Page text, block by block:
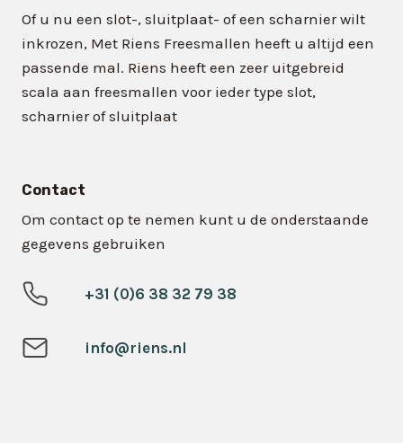
Of u nu een slot-, sluitplaat- of een scharnier wilt
inkrozen, Met Riens Freesmallen heeft u altijd een
passende mal. Riens heeft een zeer uitgebreid
scala aan freesmallen voor ieder type slot,
scharnier of sluitplaat
Contact
Om contact op te nemen kunt u de onderstaande
gegevens gebruiken
+31 (0)6 38 32 79 38
info@riens.nl